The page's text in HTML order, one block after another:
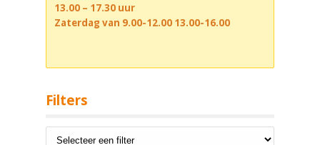
13.00 – 17.30 uur
Zaterdag van 9.00-12.00 13.00-16.00
Filters